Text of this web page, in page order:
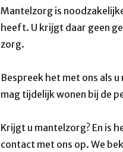
Mantelzorg is
heeft. U krijgt daar geen
zorg.
Bespreek het met ons als
mag tijdelijk wonen bij de
Krijgt u mantelzorg? En is
contact met ons op. We